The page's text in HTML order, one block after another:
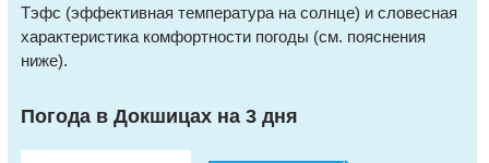
Тэфс (эффективная температура на солнце) и словесная
характеристика комфортности погоды (см. пояснения
ниже).
Погода в Докшицах на 3 дня